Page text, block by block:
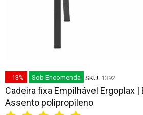
- 13% Sob Encomenda SKU: 1392
Cadeira fixa Empilhável Ergoplax
Assento polipropileno